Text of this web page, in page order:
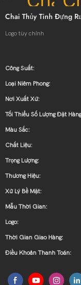
Chai Thủy Tinh Đựng
Logo tùy chỉnh
Công Suất:
Loại Niêm Phong:
Nơi Xuất Xứ:
Tối Thiểu Số Lượng Đặt
Màu Sắc:
Chất Liệu:
Trọng Lượng:
Thương Hiệu:
Xử Lý Bề Mặt:
Mẫu Thời Gian:
Logo:
Thời Gian Giao Hàng:
Điều Khoản Thanh Toán: